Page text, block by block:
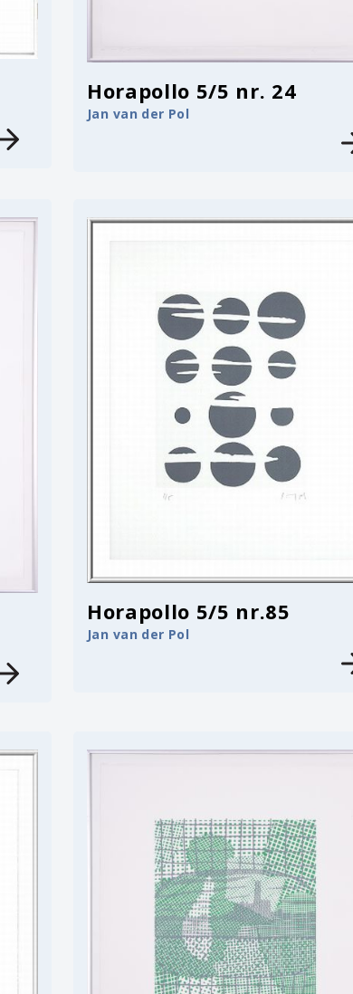
Horapollo 5/5 nr. 24
Jan van der Pol
Horapollo 5/5 nr.85
Jan van der Pol